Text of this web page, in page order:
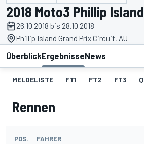
2018 Moto3 Phillip Island
26.10.2018 bis 28.10.2018
Phillip Island Grand Prix Circuit, AU
ÜberblickErgebnisseNews
MELDELISTE FT1 FT2 FT3 Q
Rennen
POS. FAHRER